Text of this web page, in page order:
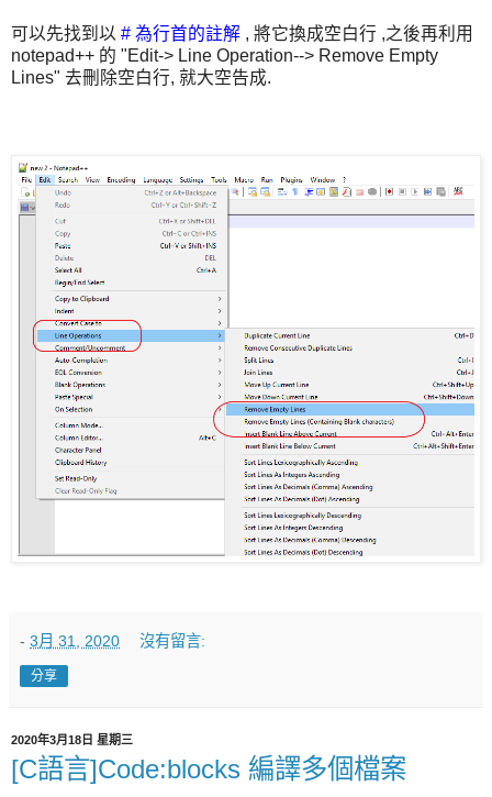
可以先找到以 # 為行首的註解 , 將它換成空白行 ,之後再利用
notepad++ 的 "Edit-> Line Operation--> Remove Empty
Lines" 去刪除空白行, 就大空告成.
- 3月 31, 2020 沒有留言:
分享
2020年3月18日 星期三
[C語言]Code:blocks 編譯多個檔案